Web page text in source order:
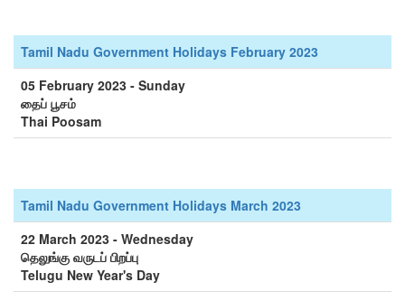
Tamil Nadu Government Holidays February 2023
05 February 2023 - Sunday
தைப் பூசம்
Thai Poosam
Tamil Nadu Government Holidays March 2023
22 March 2023 - Wednesday
தெலுங்கு வருடப் பிறப்பு
Telugu New Year's Day